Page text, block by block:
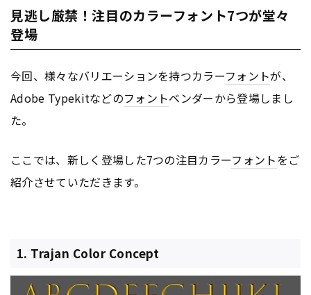
見逃し厳禁！注目のカラーフォント7つが堂々
登場
今回、様々なバリエーションを持つカラーフォントが、
Adobe Typekitなどのフォントベンダーから登場しまし
た。
ここでは、新しく登場した7つの注目カラーフォントをご
紹介させていただきます。
1. Trajan Color Concept